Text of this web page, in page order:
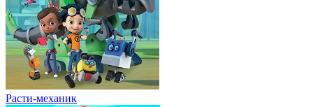
Расти-механик